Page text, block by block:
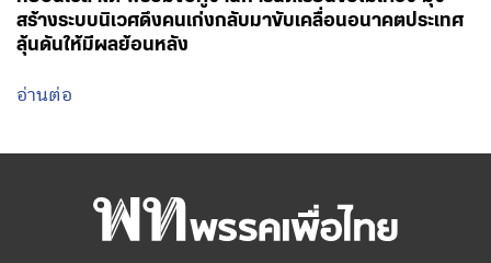
สร้างระบบนิเวศดึงคนเก่งกลับมาขับเคลื่อนอนาคตประเทศ
ลุ้นดันให้มีผลย้อนหลัง
อ่านต่อ